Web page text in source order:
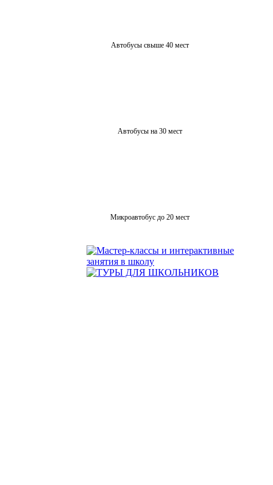
Автобусы свыше 40 мест
Автобусы на 30 мест
Микроавтобус до 20 мест